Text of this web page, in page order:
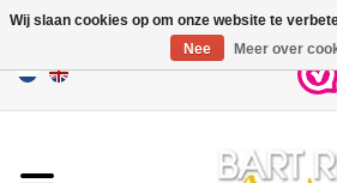
Home
Wij slaan cookies op om onze website te
Nee
Meer over